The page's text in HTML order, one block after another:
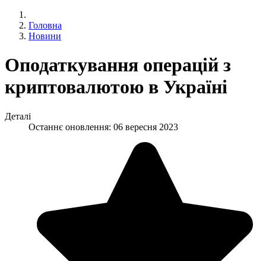
Головна
Новини
Оподаткування операцій з
криптовалютою в Україні
Деталі
Останнє оновлення: 06 вересня 2023